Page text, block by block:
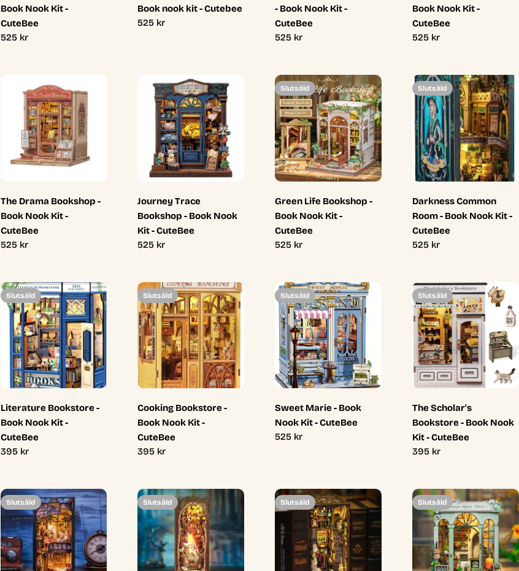
Book Nook Kit -
CuteBee
Ordinarie
525 kr
Book nook kit - Cutebee
Ordinarie
525 kr
- Book Nook Kit -
CuteBee
Ordinarie
525 kr
Book Nook Kit -
CuteBee
Ordinarie
525 kr
The Drama Bookshop -
Book Nook Kit -
CuteBee
Ordinarie
525 kr
Journey Trace
Bookshop - Book Nook
Kit - CuteBee
Ordinarie
525 kr
Slutsåld
Green Life Bookshop -
Book Nook Kit -
CuteBee
Ordinarie
525 kr
Slutsåld
Darkness Common
Room - Book Nook Kit -
CuteBee
Ordinarie
525 kr
Slutsåld
Literature Bookstore -
Book Nook Kit -
CuteBee
Ordinarie
395 kr
Slutsåld
Cooking Bookstore -
Book Nook Kit -
CuteBee
Ordinarie
395 kr
Slutsåld
Sweet Marie - Book
Nook Kit - CuteBee
Ordinarie
525 kr
Slutsåld
The Scholar's
Bookstore - Book Nook
Kit - CuteBee
Ordinarie
395 kr
Slutsåld Slutsåld Slutsåld Slutsåld